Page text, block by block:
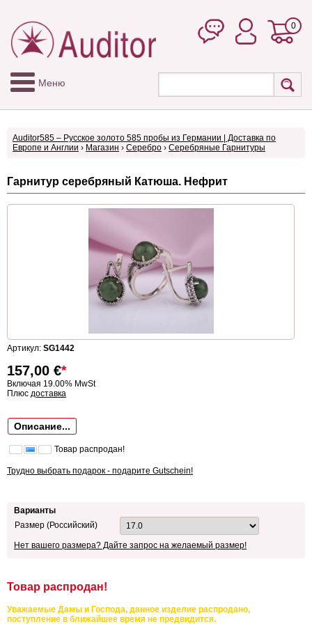
0
Меню
Auditor585 – Русское золото 585 пробы из Германии | Доставка по
Европе и Англии › Магазин › Серебро › Серебряные Гарнитуры
Гарнитур серебряный Катюша. Нефрит
Артикул: SG1442
157,00 €*
Включая 19.00% MwSt
Плюс доставка
Описание...
Товар распродан!
Трудно выбрать подарок - подарите Gutschein!
Варианты
Размер (Российский)
Нет вашего размера? Дайте запрос на желаемый размер!
Товар распродан!
Уважаемые Дамы и Господа, данное изделие распродано,
поступление в ближайшее время не предвидится.